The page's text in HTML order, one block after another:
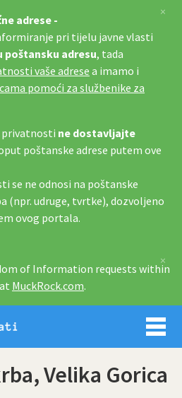
adrese -
pri tijelu javne vlasti
adresu, tada
vaše adrese a imamo i
pomoći za službenike za
privatnosti ne dostavljajte
poštanske adrese putem ove
se ne odnosi na poštanske
(npr. udruge, tvrtke), dozvoljeno
ovog portala.
×
of Information requests within
MuckRock.com.
×
Imamo
Velika Gorica